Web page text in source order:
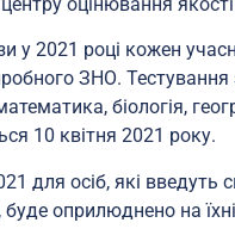
у 2021 році кожен
ЗНО. Тестування
біологія,
10 квітня 2021 року.
для осіб, які введуть
, буде оприлюднено на